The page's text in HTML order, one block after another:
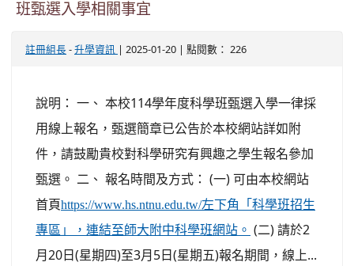
班甄選入學相關事宜
註冊組長 - 升學資訊 | 2025-01-20 | 點閱數： 226
說明： 一、 本校114學年度科學班甄選入學一律採
用線上報名，甄選簡章已公告於本校網站詳如附
件，請鼓勵貴校對科學研究有興趣之學生報名參加
甄選。 二、 報名時間及方式： (一) 可由本校網站
首頁https://www.hs.ntnu.edu.tw/左下角「科學班招生
專區」，連結至師大附中科學班網站。 (二) 請於2
月20日(星期四)至3月5日(星期五)報名期間，線上...